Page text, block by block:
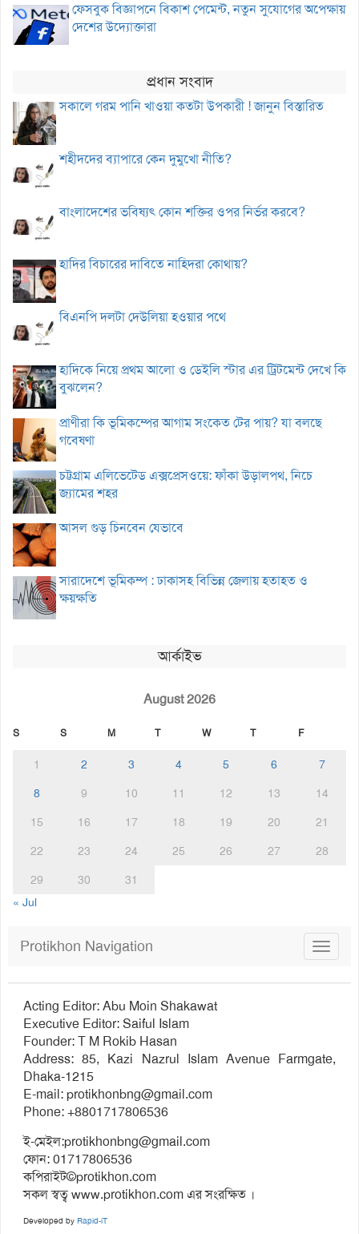
ফেসবুক বিজ্ঞাপনে বিকাশ পেমেন্ট, নতুন সুযোগের অপেক্ষায়
দেশের উদ্যোক্তারা
প্রধান সংবাদ
সকালে গরম পানি খাওয়া কতটা উপকারী ! জানুন বিস্তারিত
শহীদদের ব্যাপারে কেন দুমুখো নীতি?
বাংলাদেশের ভবিষ্যৎ কোন শক্তির ওপর নির্ভর করবে?
হাদির বিচারের দাবিতে নাহিদরা কোথায়?
বিএনপি দলটা দেউলিয়া হওয়ার পথে
হাদিকে নিয়ে প্রথম আলো ও ডেইলি স্টার এর ট্রিটমেন্ট দেখে কি
বুঝলেন?
প্রাণীরা কি ভূমিকম্পের আগাম সংকেত টের পায়? যা বলছে
গবেষণা
চট্টগ্রাম এলিভেটেড এক্সপ্রেসওয়ে: ফাঁকা উড়ালপথ, নিচে
জ্যামের শহর
আসল গুড় চিনবেন যেভাবে
সারাদেশে ভূমিকম্প : ঢাকাসহ বিভিন্ন জেলায় হতাহত ও
ক্ষয়ক্ষতি
আর্কাইভ
August 2026
S S M T W T F
1 2 3 4 5 6
7
8
9 10 11 12 13
14
15
16 17 18 19 20
21
22
23 24 25 26 27
28
29
30
31
« Jul
Toggle
Protikhon Navigation
Acting Editor: Abu Moin Shakawat
Executive Editor: Saiful Islam
Founder: T M Rokib Hasan
Address: 85, Kazi Nazrul Islam Avenue Farmgate,
Dhaka-1215
E-mail:protikhonbng@gmail.com
Phone: +8801717806536
ই-মেইল:protikhonbng@gmail.com
ফোন: 01717806536
কপিরাইট©protikhon.com
সকল স্বত্ব www.protikhon.com এর সংরক্ষিত ।
Developed by Rapid-iT